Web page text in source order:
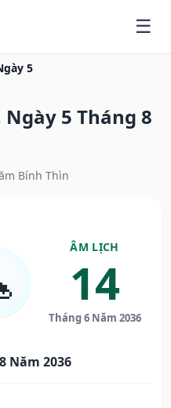
5
5 Tháng 8
Bính Thìn
ÂM LỊCH
14
Tháng 6 Năm 2036
Năm 2036